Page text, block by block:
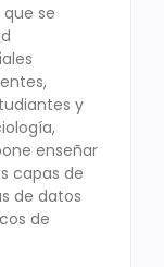
que se
y
enseñar
capas de
de datos
de